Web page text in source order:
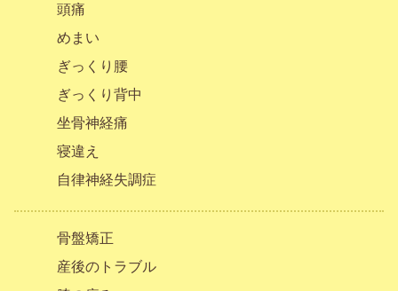
頭痛
めまい
ぎっくり腰
ぎっくり背中
坐骨神経痛
寝違え
自律神経失調症
骨盤矯正
産後のトラブル